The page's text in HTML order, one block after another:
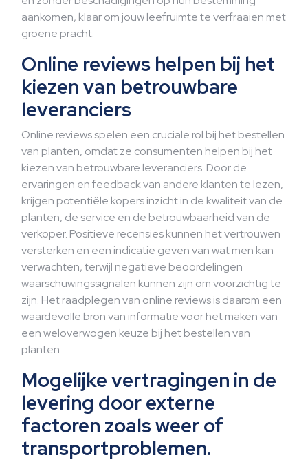
aankomen, klaar om jouw leefruimte te verfraaien met
groene pracht.
Online reviews helpen bij het
kiezen van betrouwbare
leveranciers
Online reviews spelen een cruciale rol bij het bestellen
van planten, omdat ze consumenten helpen bij het
kiezen van betrouwbare leveranciers. Door de
ervaringen en feedback van andere klanten te lezen,
krijgen potentiële kopers inzicht in de kwaliteit van de
planten, de service en de betrouwbaarheid van de
verkoper. Positieve recensies kunnen het vertrouwen
versterken en een indicatie geven van wat men kan
verwachten, terwijl negatieve beoordelingen
waarschuwingssignalen kunnen zijn om voorzichtig te
zijn. Het raadplegen van online reviews is daarom een
waardevolle bron van informatie voor het maken van
een weloverwogen keuze bij het bestellen van
planten.
Mogelijke vertragingen in de
levering door externe
factoren zoals weer of
transportproblemen.